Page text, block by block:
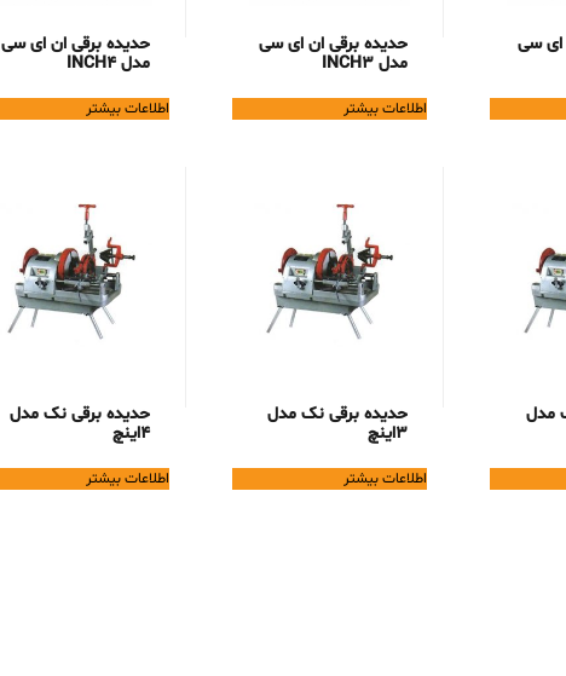
ای سی
حدیده برقی ان ای سی
مدل INCH3
اطلاعات بیشتر
حدیده برقی ان ای سی
مدل INCH4
اطلاعات بیشتر
مدل
حدیده برقی نک مدل
3اینچ
اطلاعات بیشتر
حدیده برقی نک مدل
۴اینچ
اطلاعات بیشتر